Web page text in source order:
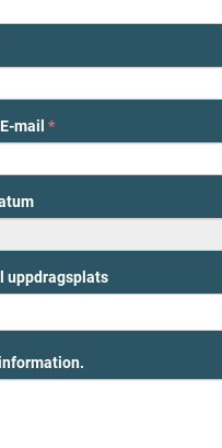
mail *
uppdragsplats